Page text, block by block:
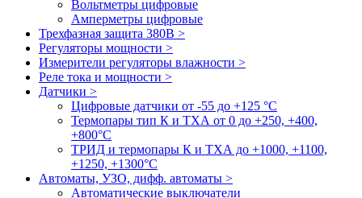
Вольтметры цифровые
Амперметры цифровые
Трехфазная защита 380В >
Регуляторы мощности >
Измерители регуляторы влажности >
Реле тока и мощности >
Датчики >
Цифровые датчики от -55 до +125 °С
Термопары тип К и ТХА от 0 до +250, +400,
+800°C
ТРИД и термопары К и ТХА до +1000, +1100,
+1250, +1300°C
Автоматы, УЗО, дифф. автоматы >
Автоматические выключатели